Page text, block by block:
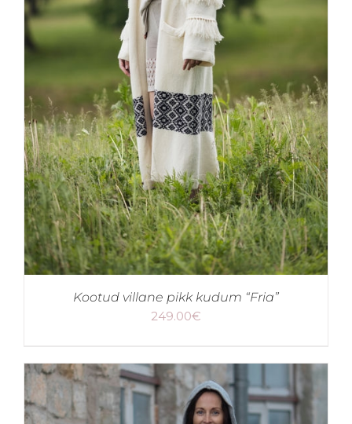
Kootud villane pikk kudum “Fria”
249.00€